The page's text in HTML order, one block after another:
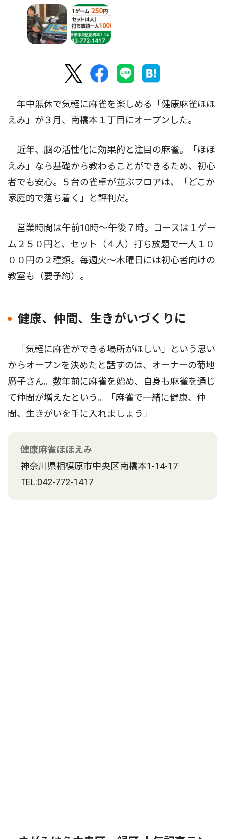
年中無休で気軽に麻雀を楽しめる「健康麻雀ほほ
えみ」が３月、南橋本１丁目にオープンした。
近年、脳の活性化に効果的と注目の麻雀。「ほほ
えみ」なら基礎から教わることができるため、初心
者でも安心。５台の雀卓が並ぶフロアは、「どこか
家庭的で落ち着く」と評判だ。
営業時間は午前10時〜午後７時。コースは１ゲー
ム２５０円と、セット（４人）打ち放題で一人１０
００円の２種類。毎週火〜木曜日には初心者向けの
教室も（要予約）。
健康、仲間、生きがいづくりに
「気軽に麻雀ができる場所がほしい」という思い
からオープンを決めたと話すのは、オーナーの菊地
廣子さん。数年前に麻雀を始め、自身も麻雀を通じ
て仲間が増えたという。「麻雀で一緒に健康、仲
間、生きがいを手に入れましょう」
健康麻雀ほほえみ
神奈川県相模原市中央区南橋本1-14-17
TEL:042-772-1417